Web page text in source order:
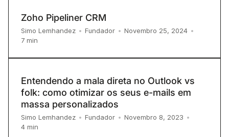
Zoho Pipeliner CRM
Simo Lemhandez • Fundador • Novembro 25, 2024 •
7 min
Entendendo a mala direta no Outlook vs
folk: como otimizar os seus e-mails em
massa personalizados
Simo Lemhandez • Fundador • Novembro 8, 2023 •
4 min